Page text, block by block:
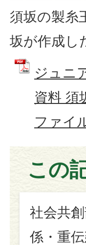
須坂の製糸
坂が作成し
ジュニ
資料 須
ファイ
この
社会共
係・重伝